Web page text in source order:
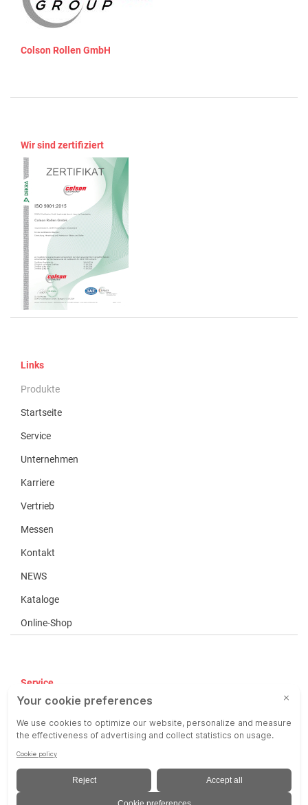
Colson Rollen GmbH
Wir sind zertifiziert
Links
Produkte
Startseite
Service
Unternehmen
Karriere
Vertrieb
Messen
Kontakt
NEWS
Kataloge
Online-Shop
Service
AGB
AEB
Haftung